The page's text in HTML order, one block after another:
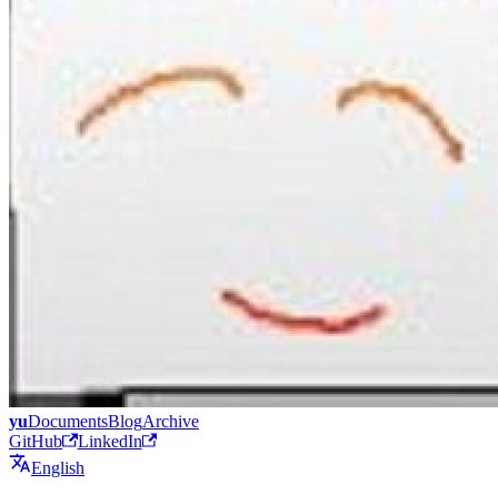
yuDocumentsBlogArchive
GitHub
LinkedIn
English